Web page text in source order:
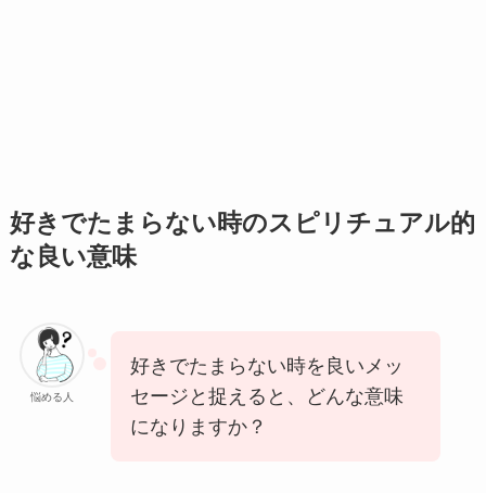
好きでたまらない時のスピリチュアル的
な良い意味
悩める人
好きでたまらない時を良いメッ
セージと捉えると、どんな意味
になりますか？